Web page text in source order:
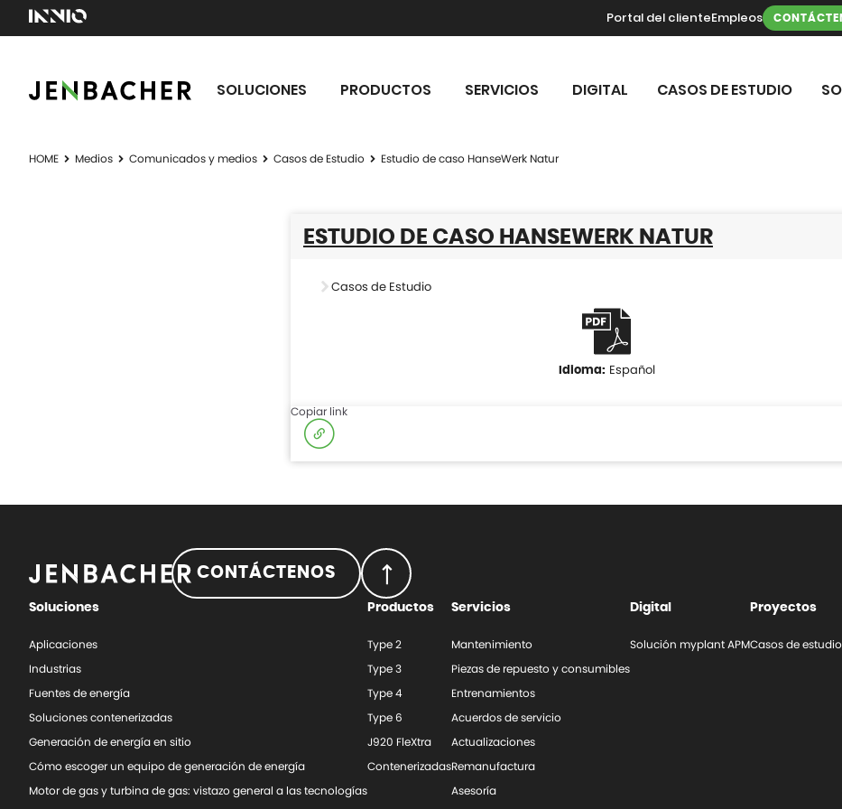
Portal del clienteEmpleos
SOLUCIONES PRODUCTOS SERVICIOS DIGITAL CASOS DE ESTUDIO
HOME Medios Comunicados y medios Casos de Estudio Estudio de caso HanseWerk Natur
ESTUDIO DE CASO HANSEWERK NATUR
Casos de Estudio
Español
Copiar link
CONTÁCTENOS
Soluciones
Aplicaciones
Industrias
Fuentes de energía
Soluciones contenerizadas
Generación de energía en sitio
Cómo escoger un equipo de generación de energía
Motor de gas y turbina de gas: vistazo general a las tecnologías
Productos
Type 2
Type 3
Type 4
Type 6
J920 FleXtra
Contenerizadas
Servicios
Mantenimiento
Piezas de repuesto y consumibles
Entrenamientos
Acuerdos de servicio
Actualizaciones
Remanufactura
Asesoría
Digital
Solución myplant APM
Proyectos
Casos de estudio